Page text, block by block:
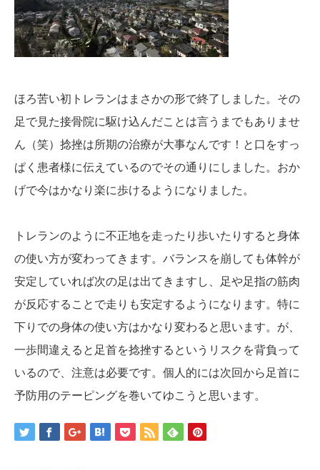
ほろ苦い初トレランはまさかの形で終了しました。その
足で見た接骨院に駆け込んだことは言うまでもありませ
ん（笑）捻挫は所期の治療が大事なんです！と口をすっ
ぱく患者様に伝えているのでその通りにしました。おか
げで今はかなり楽に歩けるようになりました。
トレランのように不正地を走ったり歩いたりすると身体
の使い方が変わってきます。バランスを崩しても体幹が
安定していれば次の足は出てきますし、足や足指の筋肉
が反応することで走りも安定するようになります。特に
下りでの身体の使い方はかなり変わると思います。が、
一歩間違えると足首を捻挫するというリスクを背負って
いるので、注意は必要です。個人的には次回から足首に
予防用のテーピングを巻いてゆこうと思います。